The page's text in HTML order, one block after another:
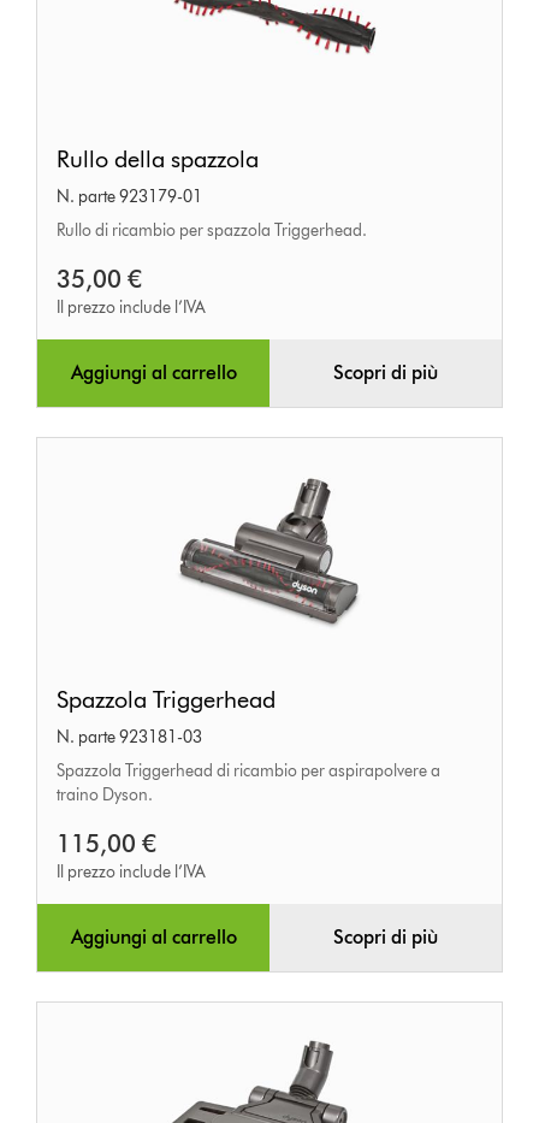
della
spazzola
Rullo della spazzola
N. parte 923179-01
Rullo di ricambio per spazzola Triggerhead.
35,00 €
Il prezzo include l’IVA
Aggiungi al carrello Scopri di più
Triggerhead
Spazzola Triggerhead
N. parte 923181-03
Spazzola Triggerhead di ricambio per aspirapolvere a
traino Dyson.
115,00 €
Il prezzo include l’IVA
Aggiungi al carrello Scopri di più